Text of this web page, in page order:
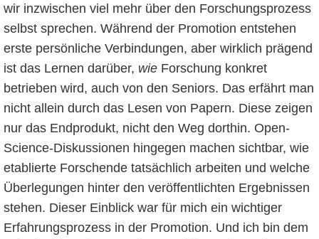
wir inzwischen viel mehr über den Forschungsprozess
selbst sprechen. Während der Promotion entstehen
erste persönliche Verbindungen, aber wirklich prägend
ist das Lernen darüber, wieForschung konkret
betrieben wird, auch von den Seniors. Das erfährt man
nicht allein durch das Lesen von Papern. Diese zeigen
nur das Endprodukt, nicht den Weg dorthin. Open-
Science-Diskussionen hingegen machen sichtbar, wie
etablierte Forschende tatsächlich arbeiten und welche
Überlegungen hinter den veröffentlichten Ergebnissen
stehen. Dieser Einblick war für mich ein wichtiger
Erfahrungsprozess in der Promotion. Und ich bin dem